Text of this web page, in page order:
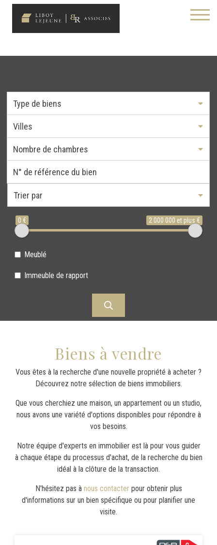
Type de biens
Villes
Nombre de chambres
Trier par
0 € 2 000 000 et plus €
Meublé
Immeuble de rapport
Maisons et
Biens à vendre
Vous êtes à la recherche d'une nouvelle propriété à acheter ?
Découvrez notre sélection de biens immobiliers.
Que vous cherchiez une maison, un appartement ou un studio,
nous avons une variété d'options disponibles pour répondre à
vos besoins.
Notre équipe d'experts en immobilier est là pour vous guider
à chaque étape du processus d'achat, de la recherche du bien
idéal à la clôture de la transaction.
N'hésitez pas à nous contacterpour obtenir plus
d'informations sur un bien spécifique ou pour planifier une
visite.